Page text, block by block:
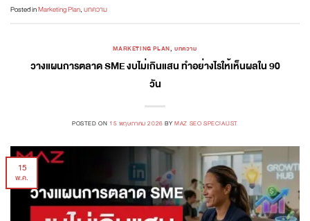
Posted inMarketing Plan,บทความ
MARKETING PLAN, บทความ
วางแผนการตลาด SME งบไม่เกินแสน ทำอย่างไรให้เห็นผลใน 90
วัน
POSTED ON 15 พฤษภาคม 2026 BYMAZ SEO SPECIALIST
15
พ.ค.